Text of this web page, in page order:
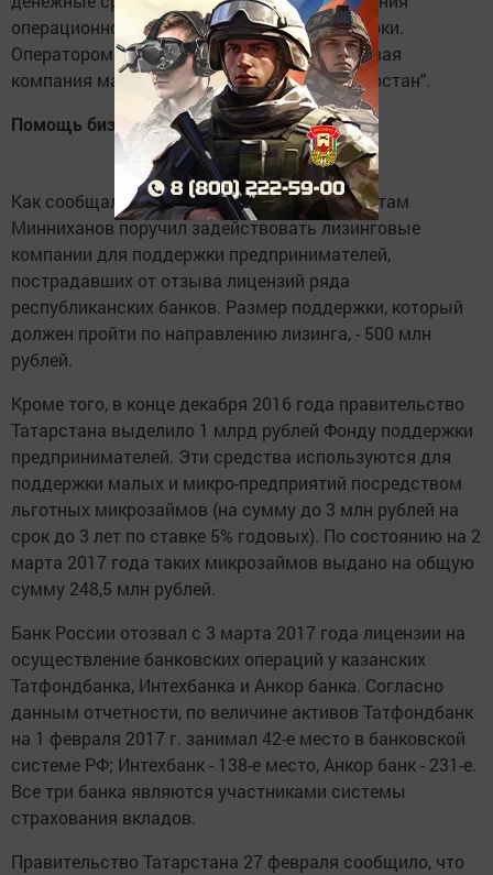
операционной деятельности, в короткие сроки.
Оператором программы выбрана "Лизинговая
компания малого бизнеса Республики Татарстан".
Помощь бизнесу
Как сообщалось, президент Татарстана Рустам
Минниханов поручил задействовать лизинговые
компании для поддержки предпринимателей,
пострадавших от отзыва лицензий ряда
республиканских банков. Размер поддержки, который
должен пройти по направлению лизинга, - 500 млн
рублей.
Кроме того, в конце декабря 2016 года правительство
Татарстана выделило 1 млрд рублей Фонду поддержки
предпринимателей. Эти средства используются для
поддержки малых и микро-предприятий посредством
льготных микрозаймов (на сумму до 3 млн рублей на
срок до 3 лет по ставке 5% годовых). По состоянию на 2
марта 2017 года таких микрозаймов выдано на общую
сумму 248,5 млн рублей.
Банк России отозвал с 3 марта 2017 года лицензии на
осуществление банковских операций у казанских
Татфондбанка, Интехбанка и Анкор банка. Согласно
данным отчетности, по величине активов Татфондбанк
на 1 февраля 2017 г. занимал 42-е место в банковской
системе РФ; Интехбанк - 138-е место, Анкор банк - 231-е.
Все три банка являются участниками системы
страхования вкладов.
Правительство Татарстана 27 февраля сообщило, что